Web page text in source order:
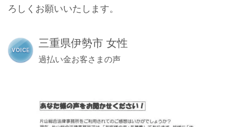
ろしくお願いいたします。
三重県伊勢市 女性
過払い金お客さまの声